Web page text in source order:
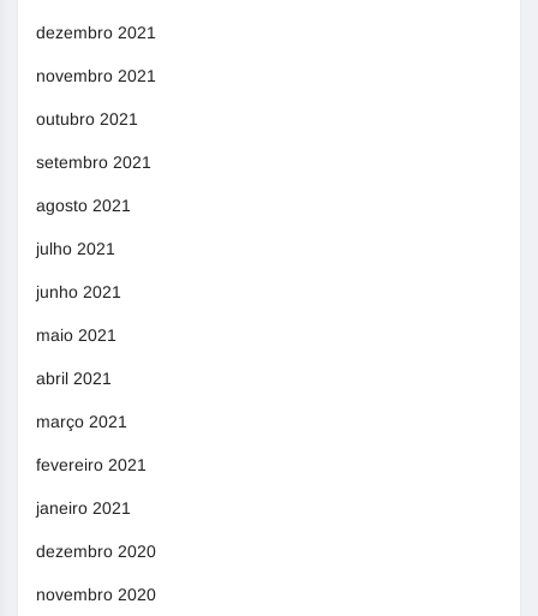
dezembro 2021
novembro 2021
outubro 2021
setembro 2021
agosto 2021
julho 2021
junho 2021
maio 2021
abril 2021
março 2021
fevereiro 2021
janeiro 2021
dezembro 2020
novembro 2020